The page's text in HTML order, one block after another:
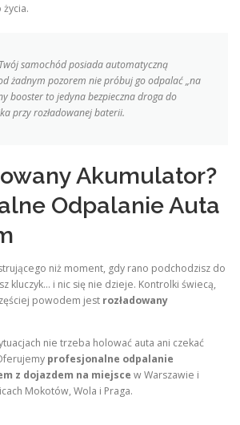
samochód posiada automatyczną
żadnym pozorem nie próbuj go odpalać „na
booster to jedyna bezpieczna droga do
przy rozładowanej baterii.
Akumulator?
Odpalanie Auta
niż moment, gdy rano podchodzisz do
kluczyk… i nic się nie dzieje. Kontrolki świecą,
powodem jest rozładowany
nie trzeba holować auta ani czekać
profesjonalne odpalanie
z dojazdem na miejsce w Warszawie i
Mokotów, Wola i Praga.